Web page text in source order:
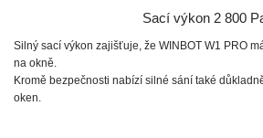
Sací výkon 2 800
Silný sací výkon zajišťuje, že WINBOT W1 PRO
na okně.
Kromě bezpečnosti nabízí silné sání také
oken.